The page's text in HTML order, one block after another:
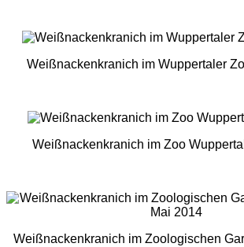
Weißnackenkranich im Wuppertaler
Weißnackenkranich im Zoo
Weißnackenkranich im Zoologischen